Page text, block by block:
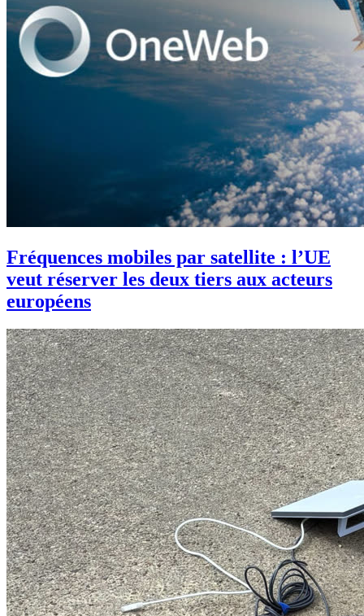
Fréquences mobiles par satellite : l’UE
veut réserver les deux tiers aux acteurs
européens